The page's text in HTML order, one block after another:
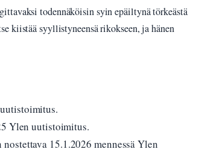
todennäköisin syin epäiltynä törkeästä
kiistää syyllistyneensä rikokseen, ja hänen
Ylen uutistoimitus.
15.1.2026 mennessä Ylen